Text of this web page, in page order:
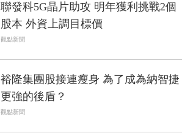
聯發科5G晶片助攻 明年獲利挑戰2個
股本 外資上調目標價
觀點新聞
裕隆集團股接連瘦身 為了成為納智捷
更強的後盾？
觀點新聞